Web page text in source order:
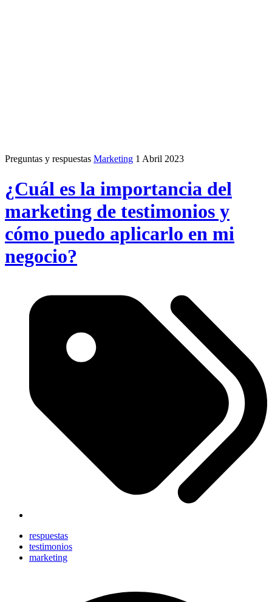
Preguntas y respuestas Marketing 1 Abril 2023
¿Cuál es la importancia del
marketing de testimonios y
cómo puedo aplicarlo en mi
negocio?
respuestas
testimonios
marketing